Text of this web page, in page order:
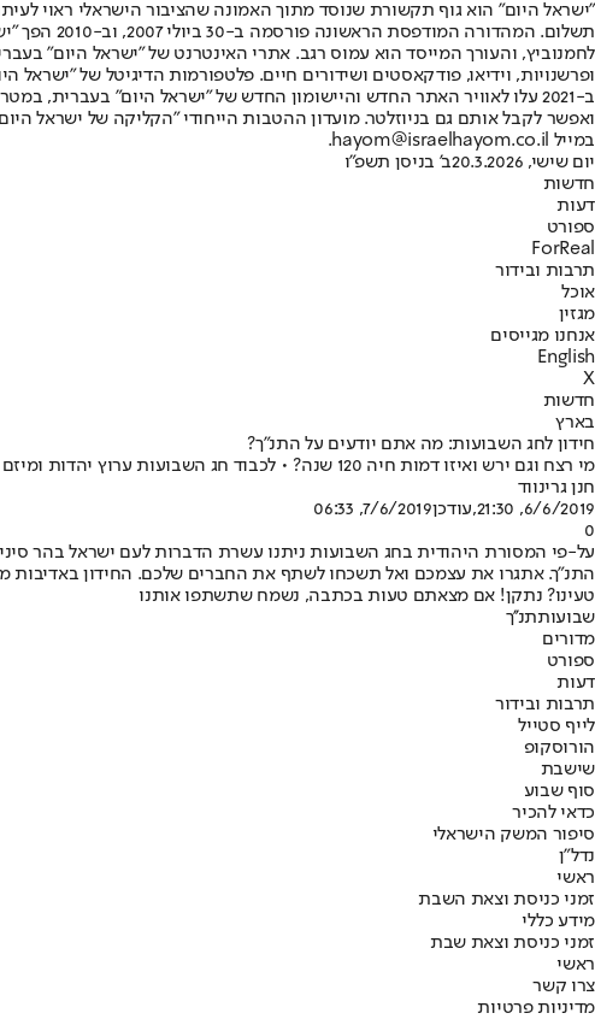
"ישראל היום" הוא גוף תקשורת שנוסד מתוך האמונה שהציבור הישראלי ראוי
תשלום.
ופרשנויות, וידיאו, פודקאסטים ושידורים חיים. פלטפורמות הדיגיטל של "ישראל
ב-2021 עלו לאוויר האתר החדש והיישומון החדש של "ישראל היום"
ואפשר לקבל אותם גם בניוזלטר. מועדון ההטבות הייחודי "הקליקה של ישראל
במייל hayom@israelhayom.co.il.
יום שישי, 20.3.2026
ב' בניסן תשפ"ו
חדשות
דעות
ספורט
ForReal
תרבות ובידור
אוכל
מגזין
אנחנו מגייסים
English
X
חדשות
בארץ
חידון לחג השבועות: מה אתם יודעים על התנ"ך?
מי רצח וגם ירש ואיזו דמות חיה 120 שנה? • לכבוד חג השבועות ערוץ יהדות ומיזם 929 מאתגרים אתכם בחידון מהמקורות • בחנו את עצמכם
חנן גרינווד
6/6/2019, 21:30
,עודכן7/6/2019, 06:33
0
התנ"ך. אתגרו את עצמכם ואל תשכחו לשתף את החברים שלכם. החידון באדיבות מיזם 929 – מיזם ישראלי תרבותי בראשות הרב בני לאו וגל גבאי, המנגיש את התנ"ך
טעינו? נתקן! אם מצאתם טעות בכתבה, נשמח שתשתפו אותנו
שבועותתנ''ך
מדורים
ספורט
דעות
תרבות ובידור
לייף סטייל
הורוסקופ
שישבת
סוף שבוע
כדאי להכיר
סיפור המשק הישראלי
נדל"ן
ראשי
זמני כניסת וצאת השבת
מידע כללי
זמני כניסת וצאת שבת
ראשי
צרו קשר
מדיניות פרטיות